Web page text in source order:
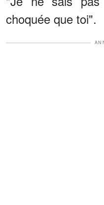
choquée que toi".